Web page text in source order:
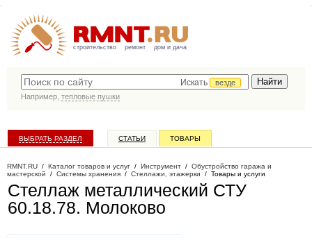
строительство ремонт дом и дача
Искать
везде
Например, тепловые пушки
ВЫБРАТЬ РАЗДЕЛ СТАТЬИ ТОВАРЫ
RMNT.RU / Каталог товаров и услуг / Инструмент / Обустройство гаража и
мастерской / Системы хранения / Стеллажи, этажерки / Товары и услуги
Стеллаж металлический СТУ
60.18.78. Молоково